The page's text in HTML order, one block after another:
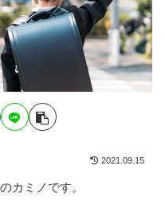
2021.09.15
カミノです。